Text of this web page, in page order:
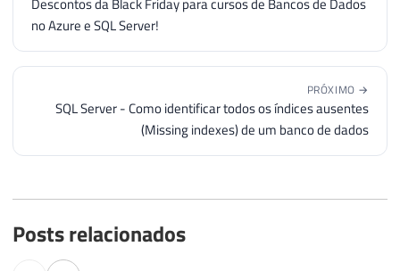
Descontos da Black Friday para cursos de Bancos de Dados
no Azure e SQL Server!
PRÓXIMO →
SQL Server - Como identificar todos os índices ausentes
(Missing indexes) de um banco de dados
Posts relacionados